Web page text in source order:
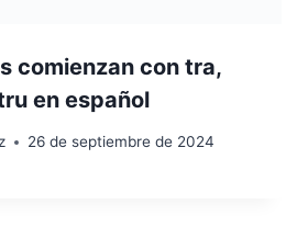
comienzan con tra,
en español
26 de septiembre de 2024